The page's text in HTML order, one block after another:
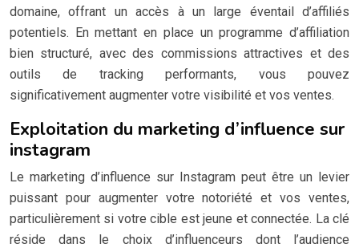
domaine, offrant un accès à un large éventail d’affiliés
potentiels. En mettant en place un programme d’affiliation
bien structuré, avec des commissions attractives et des
outils de tracking performants, vous pouvez
significativement augmenter votre visibilité et vos ventes.
Exploitation du marketing d’influence sur
instagram
Le marketing d’influence sur Instagram peut être un levier
puissant pour augmenter votre notoriété et vos ventes,
particulièrement si votre cible est jeune et connectée. La clé
réside dans le choix d’influenceurs dont l’audience